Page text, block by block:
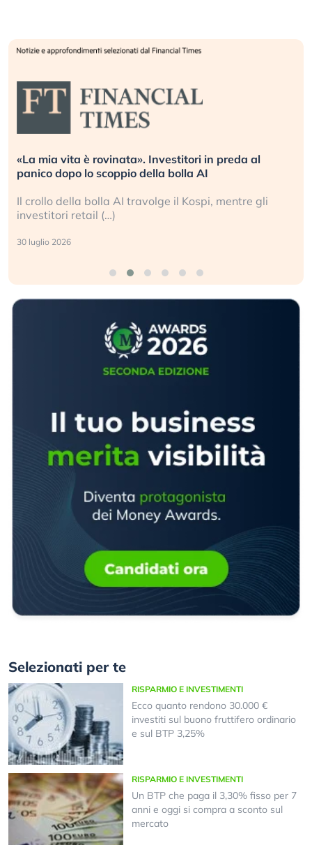
«La mia vita è rovinata». Investitori in preda al
panico dopo lo scoppio della bolla AI
Il crollo della bolla AI travolge il Kospi, mentre gli
investitori retail (…)
30 luglio 2026
Selezionati per te
RISPARMIO E INVESTIMENTI
Ecco quanto rendono 30.000 €
investiti sul buono fruttifero ordinario
e sul BTP 3,25%
RISPARMIO E INVESTIMENTI
Un BTP che paga il 3,30% fisso per 7
anni e oggi si compra a sconto sul
mercato